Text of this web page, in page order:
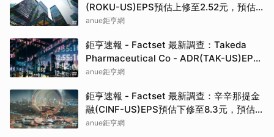
(ROKU-US)EPS預估上修至2.52元，預估
目標價為160.00元
anue鉅亨網
鉅亨速報 - Factset 最新調查：Takeda
Pharmaceutical Co - ADR(TAK-US)EPS
預估上修至0.37元，預估目標價為19.82元
anue鉅亨網
鉅亨速報 - Factset 最新調查：辛辛那提金
融(CINF-US)EPS預估下修至8.3元，預估目
標價為192.50元
anue鉅亨網